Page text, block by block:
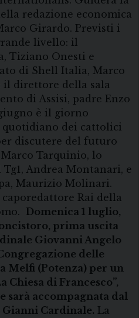
redazione economica
Girardo. Previsti i
livello: il
Tiziano Onesti e
di Shell Italia, Marco
direttore della sala
di Assisi, padre Enzo
è il giorno
quotidiano dei cattolici
discutere del futuro
Tarquinio, lo
Andrea Montanari, e
Maurizio Molinari.
Rai della
Domenica 1 luglio,
prima uscita
Giovanni Angelo
delle
Melfi (Potenza) per un
Chiesa di Francesco”,
sarà accompagnata dal
Cardinale. La